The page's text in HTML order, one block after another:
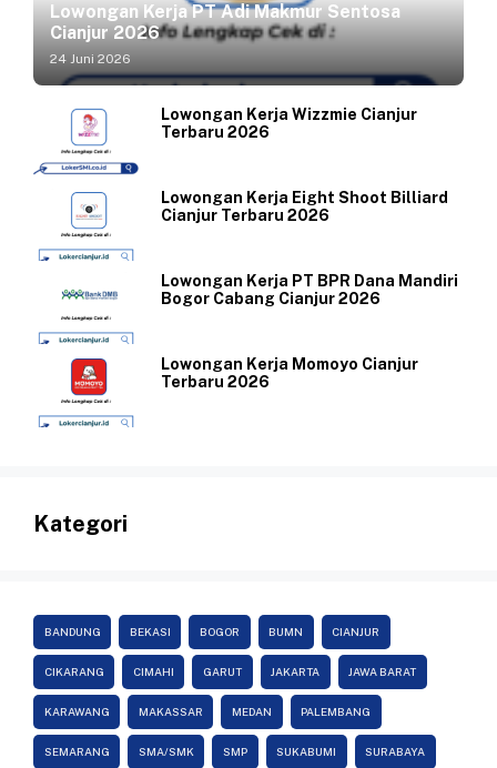
Lowongan Kerja PT Adi Makmur Sentosa
Cianjur 2026
24 Juni 2026
Lowongan Kerja Wizzmie Cianjur
Terbaru 2026
Lowongan Kerja Eight Shoot Billiard
Cianjur Terbaru 2026
Lowongan Kerja PT BPR Dana Mandiri
Bogor Cabang Cianjur 2026
Lowongan Kerja Momoyo Cianjur
Terbaru 2026
Kategori
BANDUNG BEKASI BOGOR BUMN CIANJUR
CIKARANG CIMAHI GARUT JAKARTA JAWA BARAT
KARAWANG MAKASSAR MEDAN PALEMBANG
SEMARANG SMA/SMK SMP SUKABUMI SURABAYA